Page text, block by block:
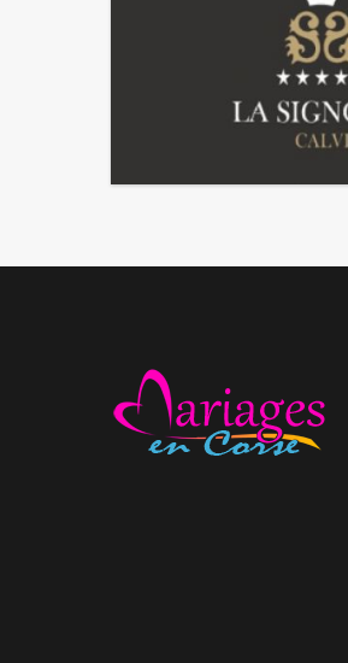
Hôtel Spa la Signoria*****